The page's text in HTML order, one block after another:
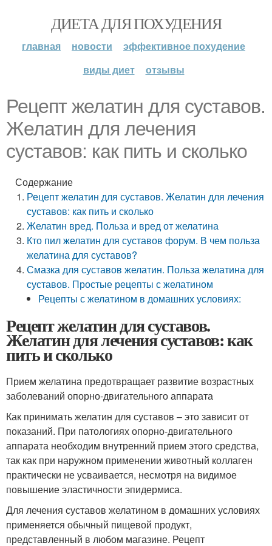
ДИЕТА ДЛЯ ПОХУДЕНИЯ
главная новости
эффективное похудение
виды диет
отзывы
Рецепт желатин для суставов.
Желатин для лечения
суставов: как пить и сколько
Содержание
Рецепт желатин для суставов. Желатин для лечения
суставов: как пить и сколько
Желатин вред. Польза и вред от желатина
Кто пил желатин для суставов форум. В чем польза
желатина для суставов?
Смазка для суставов желатин. Польза желатина для
суставов. Простые рецепты с желатином
Рецепты с желатином в домашних условиях:
Рецепт желатин для суставов.
Желатин для лечения суставов: как
пить и сколько
Прием желатина предотвращает развитие возрастных
заболеваний опорно-двигательного аппарата
Как принимать желатин для суставов – это зависит от
показаний. При патологиях опорно-двигательного
аппарата необходим внутренний прием этого средства,
так как при наружном применении животный коллаген
практически не усваивается, несмотря на видимое
повышение эластичности эпидермиса.
Для лечения суставов желатином в домашних условиях
применяется обычный пищевой продукт,
представленный в любом магазине. Рецепт